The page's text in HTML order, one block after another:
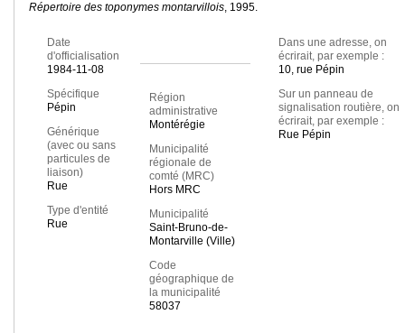
Répertoire des toponymes montarvillois, 1995.
Date
d'officialisation
1984-11-08
Spécifique
Pépin
Générique
(avec ou sans
particules de
liaison)
Rue
Type d'entité
Rue
Région
administrative
Montérégie
Municipalité
régionale de
comté (MRC)
Hors MRC
Municipalité
Saint-Bruno-de-
Montarville (Ville)
Code
géographique de
la municipalité
58037
Dans une adresse, on
écrirait, par exemple :
10, rue Pépin
Sur un panneau de
signalisation routière, on
écrirait, par exemple :
Rue Pépin